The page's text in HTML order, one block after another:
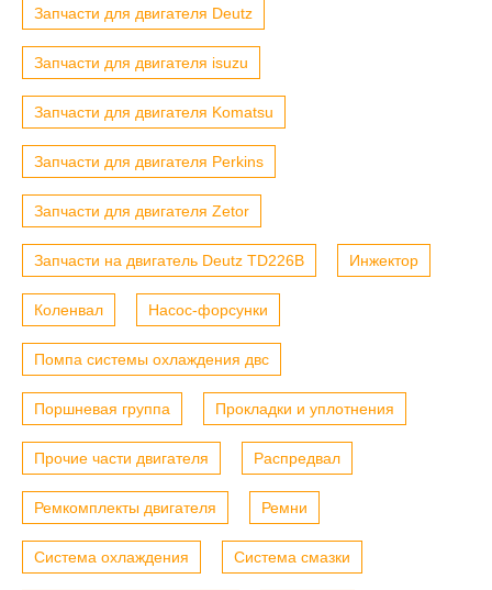
Запчасти для двигателя Deutz
Запчасти для двигателя isuzu
Запчасти для двигателя Komatsu
Запчасти для двигателя Perkins
Запчасти для двигателя Zetor
Запчасти на двигатель Deutz TD226B Инжектор
Коленвал Насос-форсунки
Помпа системы охлаждения двс
Поршневая группа Прокладки и уплотнения
Прочие части двигателя Распредвал
Ремкомплекты двигателя Ремни
Система охлаждения Система смазки